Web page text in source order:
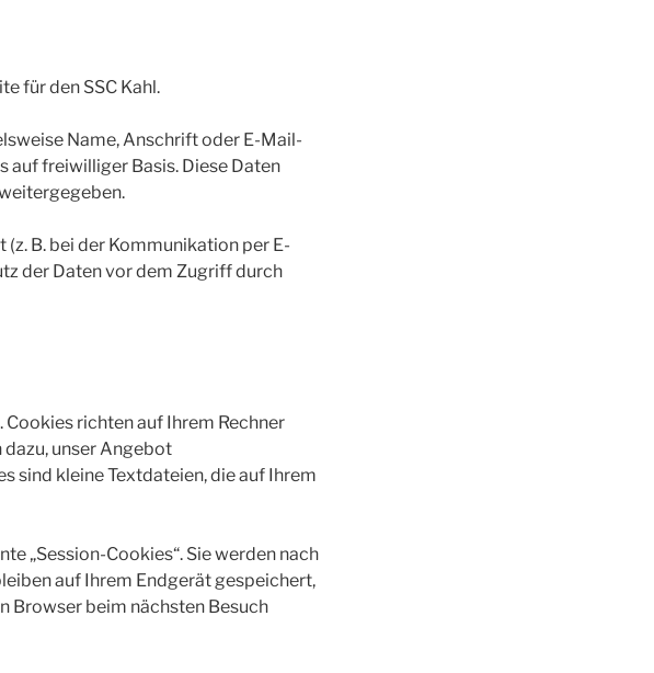
für den SSC Kahl.
Name, Anschrift oder E-Mail-
auf freiwilliger Basis. Diese Daten
B. bei der Kommunikation per E-
der Daten vor dem Zugriff durch
richten auf Ihrem Rechner
dazu, unser Angebot
sind kleine Textdateien, die auf Ihrem
„Session-Cookies“. Sie werden nach
auf Ihrem Endgerät gespeichert,
Browser beim nächsten Besuch